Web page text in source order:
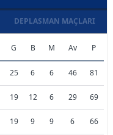
DEPLASMAN MAÇLARI
G B M Av P
25 6 6 46 81
19 12 6 29 69
19 9 9 6 66